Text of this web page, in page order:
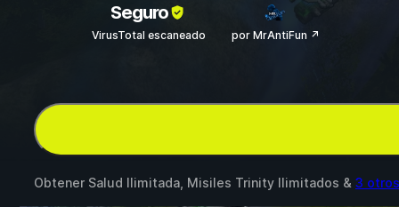
Seguro
VirusTotal escaneado por MrAntiFun ↗
Obtener Salud Ilimitada, Misiles Trinity Ilimitados & 3